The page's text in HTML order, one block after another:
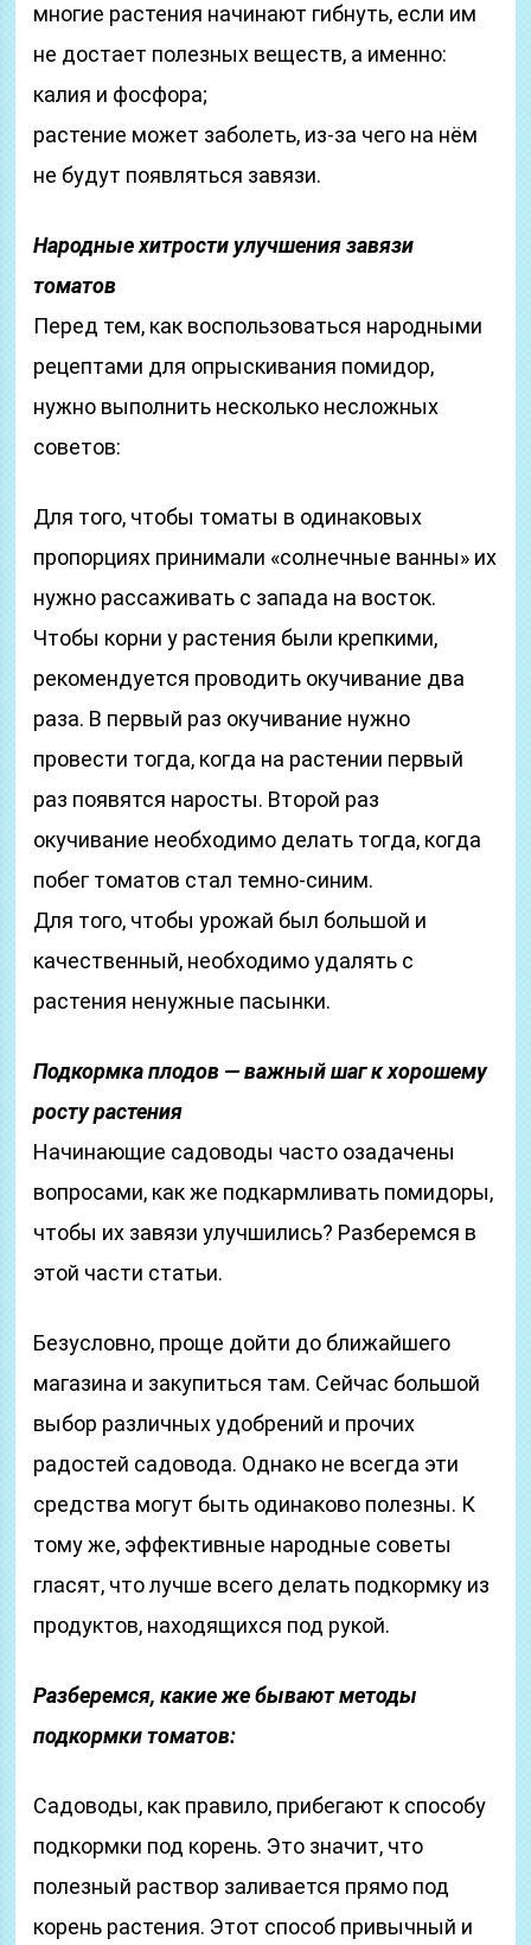
многие растения начинают гибнуть, если им
не достает полезных веществ, а именно:
калия и фосфора;
растение может заболеть, из-за чего на нём
не будут появляться завязи.
Народные хитрости улучшения завязи
томатов
Перед тем, как воспользоваться народными
рецептами для опрыскивания помидор,
нужно выполнить несколько несложных
советов:
Для того, чтобы томаты в одинаковых
пропорциях принимали «солнечные ванны» их
нужно рассаживать с запада на восток.
Чтобы корни у растения были крепкими,
рекомендуется проводить окучивание два
раза. В первый раз окучивание нужно
провести тогда, когда на растении первый
раз появятся наросты. Второй раз
окучивание необходимо делать тогда, когда
побег томатов стал темно-синим.
Для того, чтобы урожай был большой и
качественный, необходимо удалять с
растения ненужные пасынки.
Подкормка плодов — важный шаг к хорошему
росту растения
Начинающие садоводы часто озадачены
вопросами, как же подкармливать помидоры,
чтобы их завязи улучшились? Разберемся в
этой части статьи.
Безусловно, проще дойти до ближайшего
магазина и закупиться там. Сейчас большой
выбор различных удобрений и прочих
радостей садовода. Однако не всегда эти
средства могут быть одинаково полезны. К
тому же, эффективные народные советы
гласят, что лучше всего делать подкормку из
продуктов, находящихся под рукой.
Разберемся, какие же бывают методы
подкормки томатов:
Садоводы, как правило, прибегают к способу
подкормки под корень. Это значит, что
полезный раствор заливается прямо под
корень растения. Этот способ привычный и